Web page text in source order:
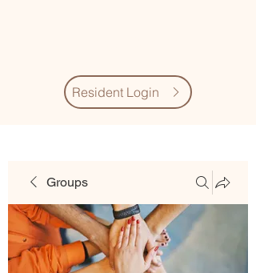
Resident Login
Groups